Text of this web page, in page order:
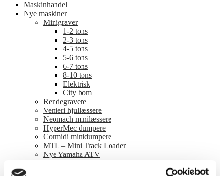
Maskinhandel
Nye maskiner
Minigraver
1-2 tons
2-3 tons
4-5 tons
5-6 tons
6-7 tons
8-10 tons
Elektrisk
City bom
Rendegravere
Venieri hjullæssere
Neomach minilæssere
HyperMec dumpere
Cormidi minidumpere
MTL – Mini Track Loader
Nye Yamaha ATV